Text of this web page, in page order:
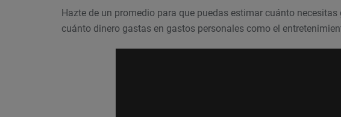
Hazte de un promedio para que puedas estimar cuánto
cuánto dinero gastas en gastos personales como el